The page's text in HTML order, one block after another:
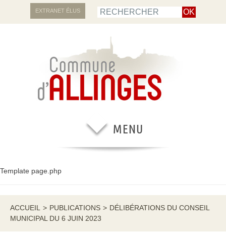
EXTRANET ÉLUS
Template page.php
ACCUEIL > PUBLICATIONS > DÉLIBÉRATIONS DU CONSEIL
MUNICIPAL DU 6 JUIN 2023